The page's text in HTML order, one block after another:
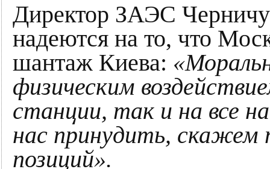
Директор ЗАЭС
надеются на то, что
шантаж Киева:
физическим
станции, так и на все
нас принудить, скажем
позиций».